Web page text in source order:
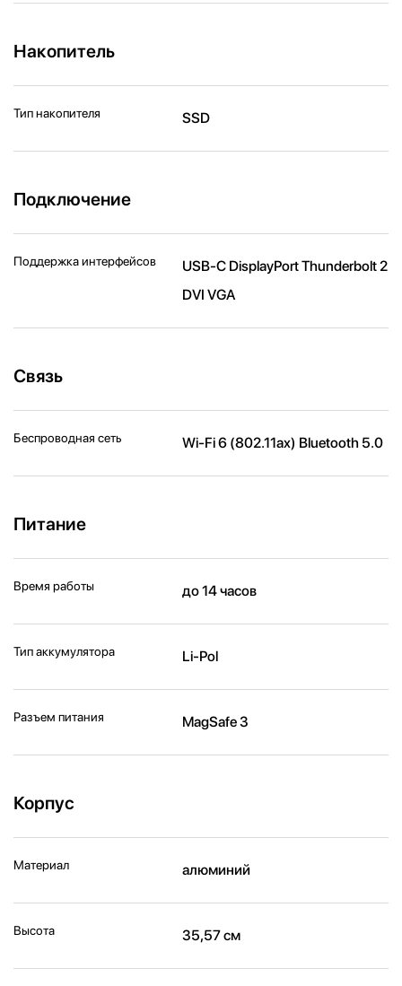
Накопитель
Тип накопителя SSD
Подключение
Поддержка интерфейсов
USB-C DisplayPort Thunderbolt 2
DVI VGA
Связь
Беспроводная сеть Wi-Fi 6 (802.11ax) Bluetooth 5.0
Питание
Время работы до 14 часов
Тип аккумулятора Li-Pol
Разъем питания MagSafe 3
Корпус
Материал алюминий
Высота 35,57 см